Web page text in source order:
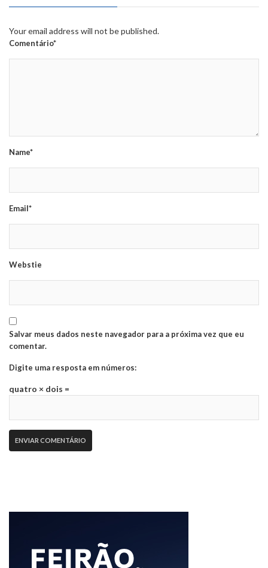
Your email address will not be published.
Comentário*
Name*
Email*
Webstie
Salvar meus dados neste navegador para a próxima vez que eu
comentar.
Digite uma resposta em números:
quatro × dois =